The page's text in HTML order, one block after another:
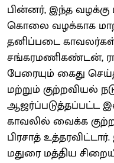
பின்னர், இந்த வழக்கு
கொலை வழக்காக
தனிப்படை
சங்கரமணிகண்டன்,
பேரையும் கைது
மற்றும் குற்றவியல்
ஆஜர்ப்படுத்தப்பட்ட
காவலில் வைக்க
பிரசாத்
மதுரை மத்திய